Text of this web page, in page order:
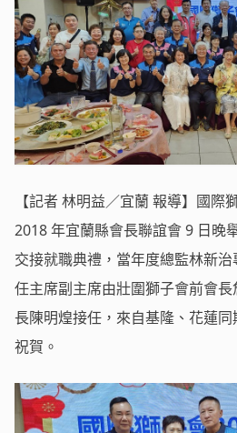
【記者 林明益／宜蘭 報導】國際
2018 年宜蘭縣會長聯誼會 9 日晚
交接就職典禮，當年度總監林新
任主席副主席由壯圍獅子會前會
長陳明煌接任，來自基隆、花蓮
祝賀。